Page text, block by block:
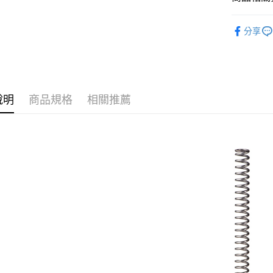
台灣樂
相關說明
付」結帳
２．訂單
３．收到
／ATM／
※ 請注意
絡購買商
先享後付
※ 交易是
是否繳費
付客戶支援
【注意事項
每筆
7-11取貨付
每筆
7-11取貨(
每筆
新竹物流
分享
明 商品規格 相關推薦